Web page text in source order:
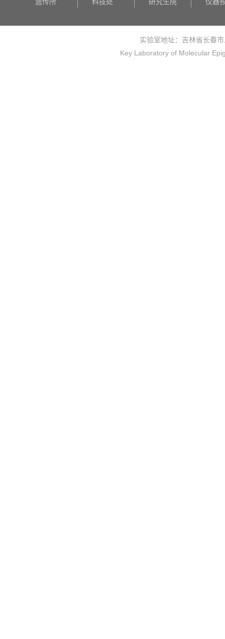
实验室地址：吉林省长春
Key Laboratory of Molecular